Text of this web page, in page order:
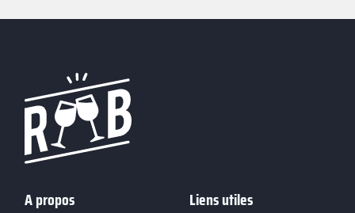
A propos Liens utiles